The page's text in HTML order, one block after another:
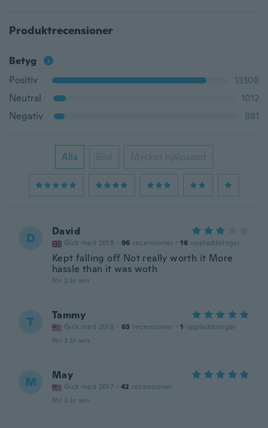
Produktrecensioner
Betyg
Positiv
13308
Neutral
1012
Negativ
881
Alla Bild Mycket hjälpsamt
D David
Gick med 2018 · 96 recensioner · 16 uppladdningar
Kept falling off Not really worth it More
hassle than it was woth
för 2 år sen
T Tammy
Gick med 2018 · 63 recensioner · 1 uppladdningar
för 3 år sen
M May
Gick med 2017 · 42 recensioner
för 3 år sen